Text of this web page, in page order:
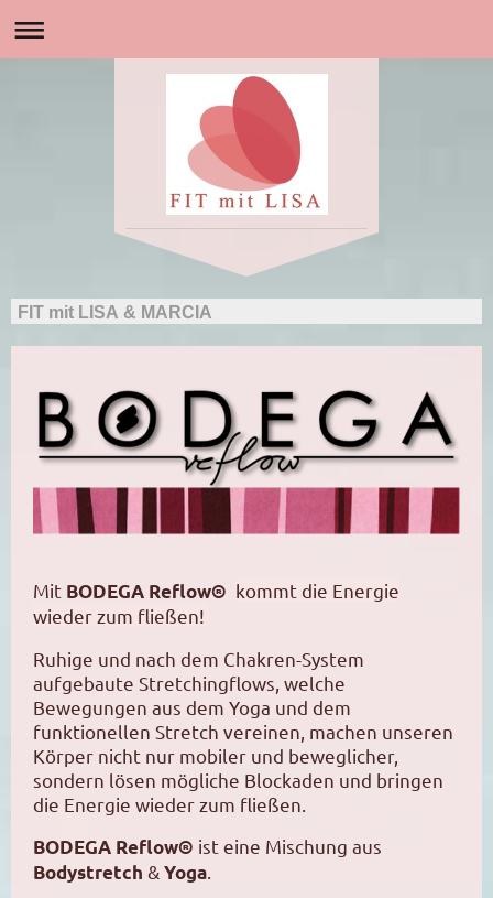
FIT mit LISA & MARCIA
Mit BODEGA Reflow® kommt die Energie
wieder zum fließen!
Ruhige und nach dem Chakren-System
aufgebaute Stretchingflows, welche
Bewegungen aus dem Yoga und dem
funktionellen Stretch vereinen, machen unseren
Körper nicht nur mobiler und beweglicher,
sondern lösen mögliche Blockaden und bringen
die Energie wieder zum fließen.
BODEGA Reflow® ist eine Mischung aus
Bodystretch &Yoga.